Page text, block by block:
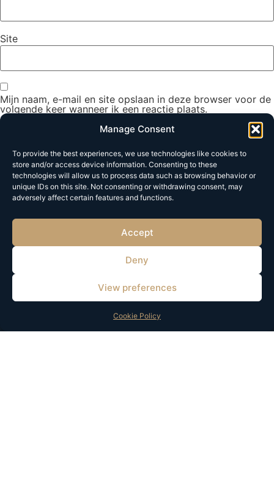
Manage Consent
To provide the best experiences, we use technologies like cookies to
store and/or access device information. Consenting to these
technologies will allow us to process data such as browsing behavior or
unique IDs on this site. Not consenting or withdrawing consent, may
adversely affect certain features and functions.
Accept
Deny
View preferences
Cookie Policy
Site
Mijn naam, e-mail en site opslaan in deze browser voor de
volgende keer wanneer ik een reactie plaats.
through strategie, technologie en groeioplossingen.